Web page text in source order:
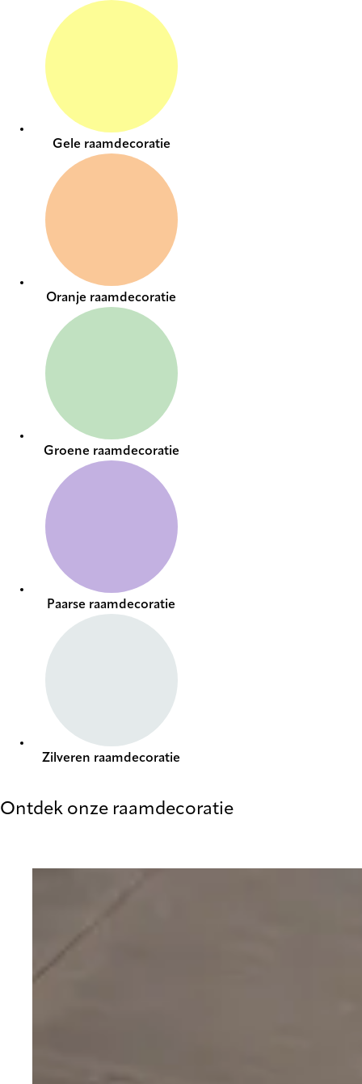
Gele raamdecoratie
Oranje raamdecoratie
Groene raamdecoratie
Paarse raamdecoratie
Zilveren raamdecoratie
Ontdek onze raamdecoratie